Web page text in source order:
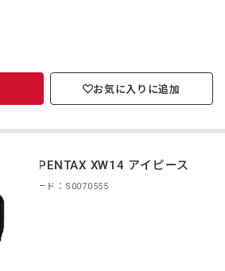
お気に入りに追加
smc PENTAX XW14 アイピース
商品コード：S0070555